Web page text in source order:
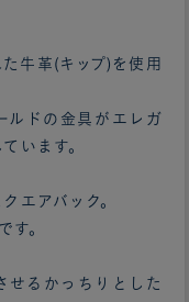
牛革(キップ)を使用
ルドの金具がエレガ
います。
エアバック。
す。
せるかっちりとした